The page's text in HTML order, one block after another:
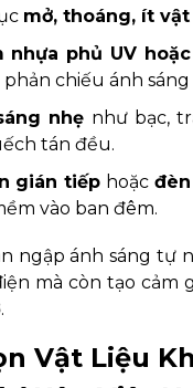
mở, thoáng, ít vật
nhựa phủ UV
chiếu ánh
nhẹ như bạc,
tán đều.
gián tiếp hoặc
vào ban đêm.
ngập ánh sáng tự
mà còn tạo cảm
Vật Liệu